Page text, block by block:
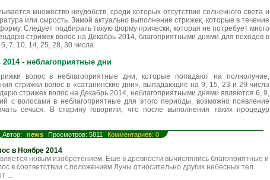
множество неудобств, среди которых отсутствие солнечного света и
или сырость. Зимой актуально выполнение стрижек, которые в течение
Следует подбирать такую форму прически, которая не потребует много
стрижек волос на Декабрь 2014, благоприятными днями для походов в
7, 10, 14, 25, 28, 30 числа.
- неблагоприятные дни
волос в неблагоприятные дни, которые попадают на полнолуние,
стрижки волос в «сатанинские дни», выпадающие на 9, 15, 23 и 29 числа
стрижек волос на Декабрь 2014, неблагоприятными днями являются 6, 9,
с волосами в неблагоприятные для этого периоды, возможно появление
сечься. В старину говорили, что после выполнения таких процедур
Автор: news Просмотров: 5811 Комментариев: 0
в Ноябре 2014
новым изобретением. Еще в древности вычислялись благоприятные и
в соответствии с положением Луны относительно других небесных тел.
...